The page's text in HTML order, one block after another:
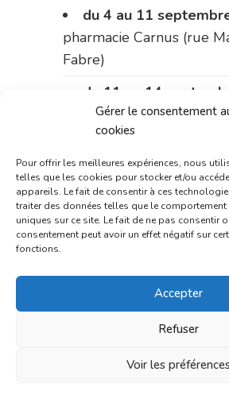
Gérer le consentement
cookies
Pour offrir les meilleures expériences, nous
telles que les cookies pour stocker et/ou
appareils. Le fait de consentir à ces
traiter des données telles que le
uniques sur ce site. Le fait de ne pas consentir
consentement peut avoir un effet négatif sur
fonctions.
Accepter
Refuser
Voir les
du 4 au 11
pharmacie Carnus (rue
Fabre)
du 11 au 14
pharmacie Dupont (place
République)
Le 14 septembre :
Charignon-Dumas (La
du 14 au 18
du 18 au 25
pharmacie Fontanges
du 25 au 28
pharmacie du marché (2